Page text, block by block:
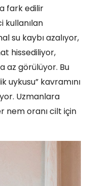
fark edilir
kullanılan
su kaybı azalıyor,
hissediliyor,
az görülüyor. Bu
uykusu” kavramını
Uzmanlara
nem oranı cilt için